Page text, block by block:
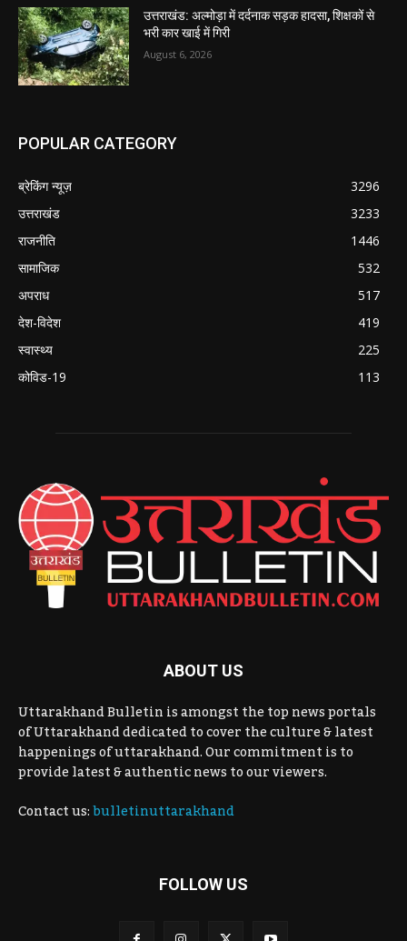
उत्तराखंड: अल्मोड़ा में दर्दनाक सड़क हादसा, शिक्षकों से
भरी कार खाई में गिरी
August 6, 2026
POPULAR CATEGORY
ब्रेकिंग न्यूज़
3296
उत्तराखंड
3233
राजनीति
1446
सामाजिक
532
अपराध
517
देश-विदेश
419
स्वास्थ्य
225
कोविड-19
113
ABOUT US
Uttarakhand Bulletin is amongst the top news portals
of Uttarakhand dedicated to cover the culture & latest
happenings of uttarakhand. Our commitment is to
provide latest & authentic news to our viewers.
Contact us:bulletinuttarakhand
FOLLOW US